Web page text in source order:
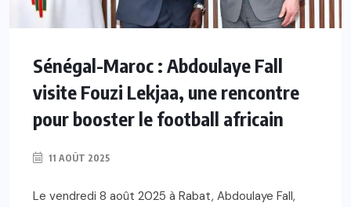
Sénégal-Maroc : Abdoulaye Fall
visite Fouzi Lekjaa, une rencontre
pour booster le football africain
11 AOÛT 2025
Le vendredi 8 août 2025 à Rabat, Abdoulaye Fall,